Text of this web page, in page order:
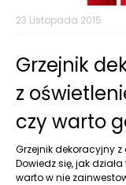
23 Listopada 2015
Grzejnik
z
czy warto
Grzejnik dekoracyjny z
Dowiedz się, jak
warto w nie